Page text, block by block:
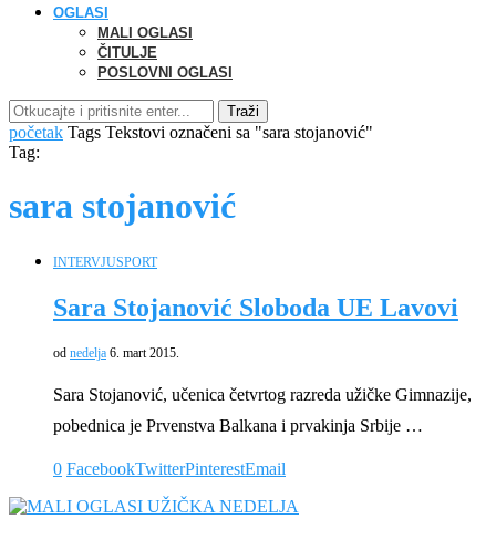
OGLASI
MALI OGLASI
ČITULJE
POSLOVNI OGLASI
Traži
početak Tags Tekstovi označeni sa "sara stojanović"
Tag:
sara stojanović
INTERVJUSPORT
Sara Stojanović Sloboda UE Lavovi
od nedelja 6. mart 2015.
Sara Stojanović, učenica četvrtog razreda užičke Gimnazije,
pobednica je Prvenstva Balkana i prvakinja Srbije …
0 FacebookTwitterPinterestEmail